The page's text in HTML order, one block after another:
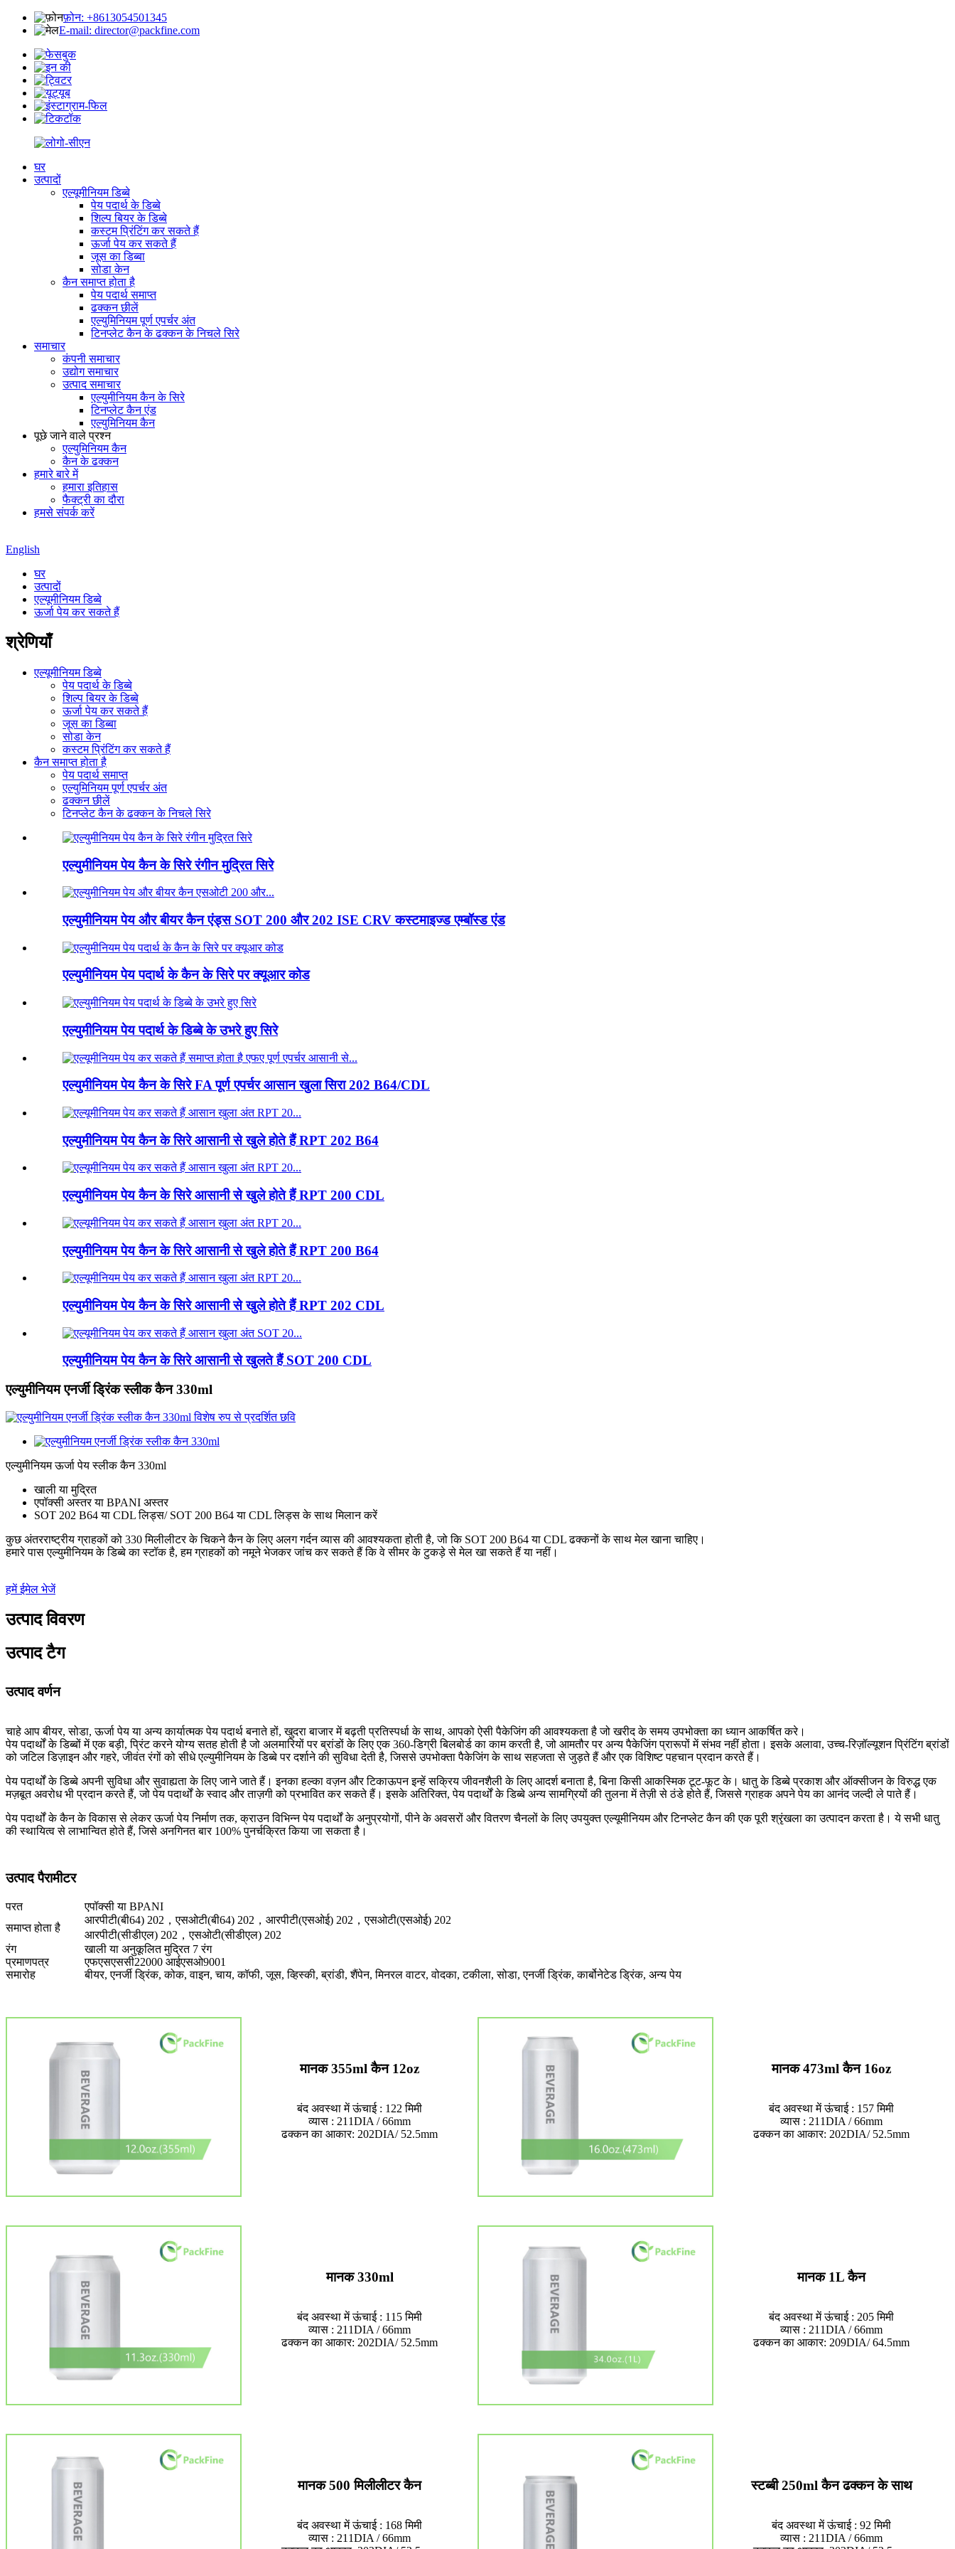
फ़ोन: +8613054501345
E-mail: director@packfine.com
घर
उत्पादों
एल्यूमीनियम डिब्बे
पेय पदार्थ के डिब्बे
शिल्प बियर के डिब्बे
कस्टम प्रिंटिंग कर सकते हैं
ऊर्जा पेय कर सकते हैं
जूस का डिब्बा
सोडा केन
कैन समाप्त होता है
पेय पदार्थ समाप्त
ढक्कन छीलें
एल्युमिनियम पूर्ण एपर्चर अंत
टिनप्लेट कैन के ढक्कन के निचले सिरे
समाचार
कंपनी समाचार
उद्योग समाचार
उत्पाद समाचार
एल्युमीनियम कैन के सिरे
टिनप्लेट कैन एंड
एल्युमिनियम कैन
पूछे जाने वाले प्रश्न
एल्युमिनियम कैन
कैन के ढक्कन
हमारे बारे में
हमारा इतिहास
फैक्ट्री का दौरा
हमसे संपर्क करें
English
घर
उत्पादों
एल्यूमीनियम डिब्बे
ऊर्जा पेय कर सकते हैं
श्रेणियाँ
एल्यूमीनियम डिब्बे
पेय पदार्थ के डिब्बे
शिल्प बियर के डिब्बे
ऊर्जा पेय कर सकते हैं
जूस का डिब्बा
सोडा केन
कस्टम प्रिंटिंग कर सकते हैं
कैन समाप्त होता है
पेय पदार्थ समाप्त
एल्युमिनियम पूर्ण एपर्चर अंत
ढक्कन छीलें
टिनप्लेट कैन के ढक्कन के निचले सिरे
एल्युमीनियम पेय कैन के सिरे रंगीन मुद्रित सिरे
एल्युमीनियम पेय और बीयर कैन एंड्स SOT 200 और 202 ISE CRV कस्टमाइज्ड एम्बॉस्ड एंड
एल्युमीनियम पेय पदार्थ के कैन के सिरे पर क्यूआर कोड
एल्युमीनियम पेय पदार्थ के डिब्बे के उभरे हुए सिरे
एल्युमीनियम पेय कैन के सिरे FA पूर्ण एपर्चर आसान खुला सिरा 202 B64/CDL
एल्युमीनियम पेय कैन के सिरे आसानी से खुले होते हैं RPT 202 B64
एल्युमीनियम पेय कैन के सिरे आसानी से खुले होते हैं RPT 200 CDL
एल्युमीनियम पेय कैन के सिरे आसानी से खुले होते हैं RPT 200 B64
एल्युमीनियम पेय कैन के सिरे आसानी से खुले होते हैं RPT 202 CDL
एल्युमीनियम पेय कैन के सिरे आसानी से खुलते हैं SOT 200 CDL
एल्युमीनियम एनर्जी ड्रिंक स्लीक कैन 330ml
एल्युमीनियम ऊर्जा पेय स्लीक कैन 330ml
खाली या मुद्रित
एपॉक्सी अस्तर या BPANI अस्तर
SOT 202 B64 या CDL लिड्स/ SOT 200 B64 या CDL लिड्स के साथ मिलान करें
कुछ अंतरराष्ट्रीय ग्राहकों को 330 मिलीलीटर के चिकने कैन के लिए अलग गर्दन व्यास की आवश्यकता होती है, जो कि SOT 200 B64 या CDL ढक्कनों के साथ मेल खाना चाहिए।
हमारे पास एल्युमीनियम के डिब्बे का स्टॉक है, हम ग्राहकों को नमूने भेजकर जांच कर सकते हैं कि वे सीमर के टुकड़े से मेल खा सकते हैं या नहीं।
हमें ईमेल भेजें
उत्पाद विवरण
उत्पाद टैग
उत्पाद वर्णन
चाहे आप बीयर, सोडा, ऊर्जा पेय या अन्य कार्यात्मक पेय पदार्थ बनाते हों, खुदरा बाजार में बढ़ती प्रतिस्पर्धा के साथ, आपको ऐसी पैकेजिंग की आवश्यकता है जो खरीद के समय उपभोक्ता का ध्यान आकर्षित करे।
पेय पदार्थों के डिब्बों में एक बड़ी, प्रिंट करने योग्य सतह होती है जो अलमारियों पर ब्रांडों के लिए एक 360-डिग्री बिलबोर्ड का काम करती है, जो आमतौर पर अन्य पैकेजिंग प्रारूपों में संभव नहीं होता। इसके अलावा, उच्च-रिज़ॉल्यूशन प्रिंटिंग ब्रांडों
को जटिल डिज़ाइन और गहरे, जीवंत रंगों को सीधे एल्युमीनियम के डिब्बे पर दर्शाने की सुविधा देती है, जिससे उपभोक्ता पैकेजिंग के साथ सहजता से जुड़ते हैं और एक विशिष्ट पहचान प्रदान करते हैं।
पेय पदार्थों के डिब्बे अपनी सुविधा और सुवाह्यता के लिए जाने जाते हैं। इनका हल्का वज़न और टिकाऊपन इन्हें सक्रिय जीवनशैली के लिए आदर्श बनाता है, बिना किसी आकस्मिक टूट-फूट के। धातु के डिब्बे प्रकाश और ऑक्सीजन के विरुद्ध एक
मज़बूत अवरोध भी प्रदान करते हैं, जो पेय पदार्थों के स्वाद और ताज़गी को प्रभावित कर सकते हैं। इसके अतिरिक्त, पेय पदार्थों के डिब्बे अन्य सामग्रियों की तुलना में तेज़ी से ठंडे होते हैं, जिससे ग्राहक अपने पेय का आनंद जल्दी ले पाते हैं।
पेय पदार्थों के कैन के विकास से लेकर ऊर्जा पेय निर्माण तक, क्राउन विभिन्न पेय पदार्थों के अनुप्रयोगों, पीने के अवसरों और वितरण चैनलों के लिए उपयुक्त एल्यूमीनियम और टिनप्लेट कैन की एक पूरी श्रृंखला का उत्पादन करता है। ये सभी धातु
की स्थायित्व से लाभान्वित होते हैं, जिसे अनगिनत बार 100% पुनर्चक्रित किया जा सकता है।
उत्पाद पैरामीटर
परत
एपॉक्सी या BPANI
समाप्त होता है
आरपीटी(बी64) 202，एसओटी(बी64) 202，आरपीटी(एसओई) 202，एसओटी(एसओई) 202
आरपीटी(सीडीएल) 202，एसओटी(सीडीएल) 202
रंग
खाली या अनुकूलित मुद्रित 7 रंग
प्रमाणपत्र
एफएसएससी22000 आईएसओ9001
समारोह
बीयर, एनर्जी ड्रिंक, कोक, वाइन, चाय, कॉफी, जूस, व्हिस्की, ब्रांडी, शैंपेन, मिनरल वाटर, वोदका, टकीला, सोडा, एनर्जी ड्रिंक, कार्बोनेटेड ड्रिंक, अन्य पेय
मानक 355ml कैन 12oz
बंद अवस्था में ऊंचाई : 122 मिमी
व्यास : 211DIA / 66mm
ढक्कन का आकार: 202DIA/ 52.5mm
मानक 473ml कैन 16oz
बंद अवस्था में ऊंचाई : 157 मिमी
व्यास : 211DIA / 66mm
ढक्कन का आकार: 202DIA/ 52.5mm
मानक 330ml
बंद अवस्था में ऊंचाई : 115 मिमी
व्यास : 211DIA / 66mm
ढक्कन का आकार: 202DIA/ 52.5mm
मानक 1L कैन
बंद अवस्था में ऊंचाई : 205 मिमी
व्यास : 211DIA / 66mm
ढक्कन का आकार: 209DIA/ 64.5mm
मानक 500 मिलीलीटर कैन
बंद अवस्था में ऊंचाई : 168 मिमी
व्यास : 211DIA / 66mm
स्टब्बी 250ml कैन ढक्कन के साथ
बंद अवस्था में ऊंचाई : 92 मिमी
व्यास : 211DIA / 66mm